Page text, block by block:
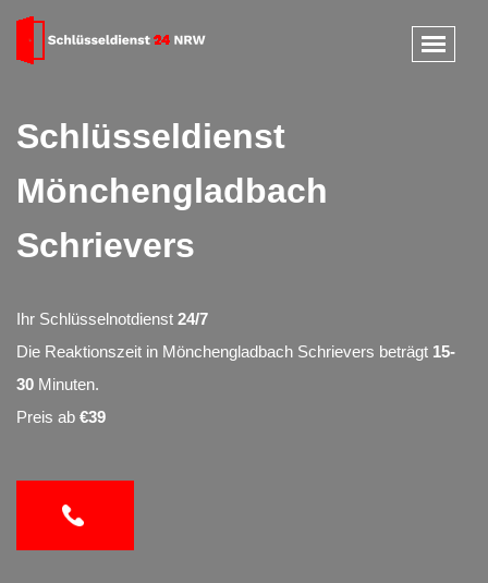
Schlüsseldienst
Mönchengladbach
Schrievers
Ihr Schlüsselnotdienst 24/7
Die Reaktionszeit in Mönchengladbach Schrievers beträgt 15-
30 Minuten.
Preis ab €39